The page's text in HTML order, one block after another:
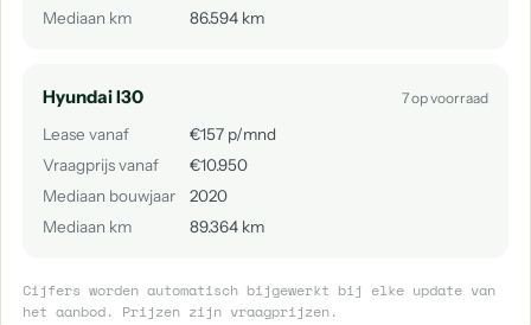
Mediaan km
86.594 km
Hyundai I30 7 op voorraad
Lease vanaf
€157 p/mnd
Vraagprijs vanaf
€10.950
Mediaan bouwjaar
2020
Mediaan km
89.364 km
Cijfers worden automatisch bijgewerkt bij elke update van
het aanbod. Prijzen zijn vraagprijzen.